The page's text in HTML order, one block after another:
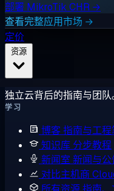
部署 MikroTik CHR →
查看完整应用市场 →
定价
独立云背后的指南与团队
学习
博客指南与工程
知识库 分步教程
新闻室 新闻与公
对比主机商